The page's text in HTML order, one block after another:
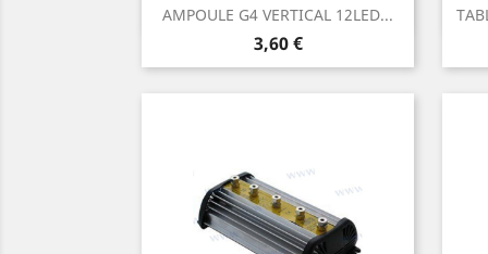
AMPOULE G4 VERTICAL 12LED...
Prix
3,60 €
Aperçu rapide